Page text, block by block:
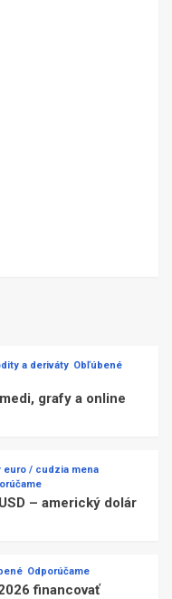
a deriváty Obľúbené
grafy a online
euro / cudzia mena
– americký dolár
Odporúčame
financovať